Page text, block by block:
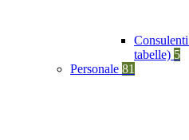
tabelle) 5
Personale 81